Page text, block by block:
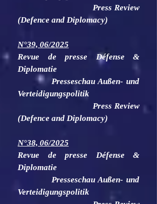
Press Review
(Defence and Diplomacy)
N°39, 06/2025
Revue de presse Défense &
Diplomatie
Presseschau Außen- und
Verteidigungspolitik
Press Review
(Defence and Diplomacy)
N°38, 06/2025
Revue de presse Défense &
Diplomatie
Presseschau Außen- und
Verteidigungspolitik